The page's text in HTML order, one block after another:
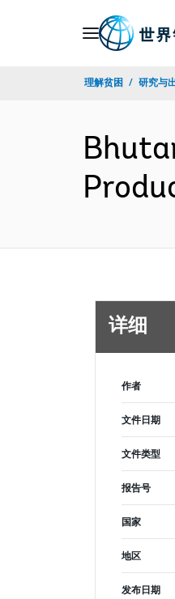
理解贫困 研究与
详细
作者
文件日期
文件类型
报告号
国家
地区
发布日期